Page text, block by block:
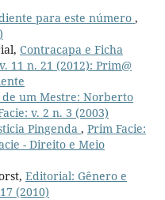
para este número ,
Contracapa e Ficha
11 n. 21 (2012): Prim@
de um Mestre: Norberto
v. 2 n. 3 (2003)
Pingenda , Prim Facie:
- Direito e Meio
Editorial: Gênero e
(2010)